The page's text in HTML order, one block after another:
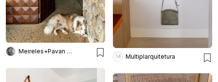
Multiplarquitetura
Meireles+Pavan Arquitetura